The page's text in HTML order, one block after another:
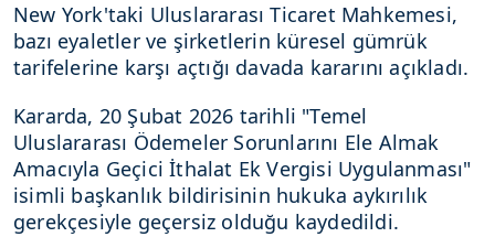
New York'taki Uluslararası Ticaret Mahkemesi,
bazı eyaletler ve şirketlerin küresel gümrük
tarifelerine karşı açtığı davada kararını açıkladı.
Kararda, 20 Şubat 2026 tarihli "Temel
Uluslararası Ödemeler Sorunlarını Ele Almak
Amacıyla Geçici İthalat Ek Vergisi Uygulanması"
isimli başkanlık bildirisinin hukuka aykırılık
gerekçesiyle geçersiz olduğu kaydedildi.